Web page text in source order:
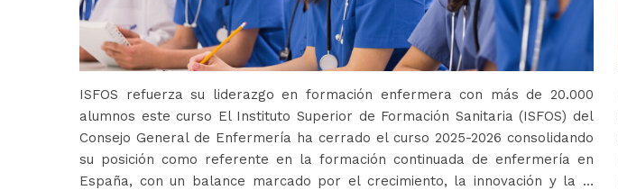
ISFOS refuerza su liderazgo en formación enfermera con más de 20.000
alumnos este curso El Instituto Superior de Formación Sanitaria (ISFOS) del
Consejo General de Enfermería ha cerrado el curso 2025-2026 consolidando
su posición como referente en la formación continuada de enfermería en
España, con un balance marcado por el crecimiento, la innovación y la …